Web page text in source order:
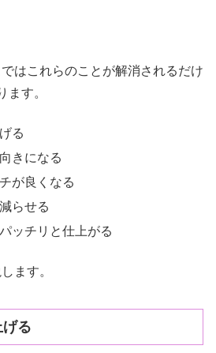
はこれらのことが解消されるだけ
ます。
る
きになる
が良くなる
らせる
ッチリと仕上がる
ます。
る